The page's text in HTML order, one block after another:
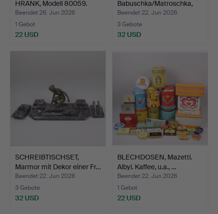
HRANK, Modell 80059.
Beendet 26. Jun 2026
1 Gebot
22 USD
Babuschka/Matroschka,
Ho…
Beendet 22. Jun 2026
3 Gebote
32 USD
SCHREIBTISCHSET,
Marmor mit Dekor einer Fr…
Beendet 22. Jun 2026
3 Gebote
32 USD
BLECHDOSEN, Mazetti.
Albyl. Kaffee, u.a., …
Beendet 22. Jun 2026
1 Gebot
22 USD